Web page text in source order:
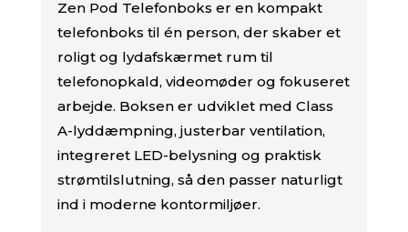
Zen Pod Telefonboks er en kompakt
telefonboks til én person, der skaber et
roligt og lydafskærmet rum til
telefonopkald, videomøder og fokuseret
arbejde. Boksen er udviklet med Class
A-lyddæmpning, justerbar ventilation,
integreret LED-belysning og praktisk
strømtilslutning, så den passer naturligt
ind i moderne kontormiljøer.